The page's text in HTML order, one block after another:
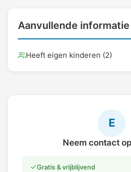
Aanvullende informatie
Heeft eigen kinderen (2)
E
Neem contact
Gratis & vrijblijvend